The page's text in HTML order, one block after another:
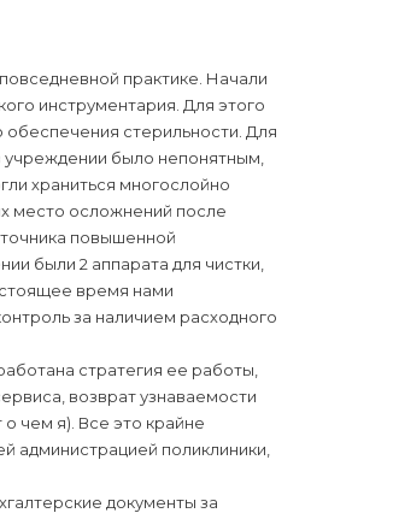
практике. Начали
инструментария. Для этого
обеспечения стерильности. Для
учреждении было непонятным,
храниться многослойно
место осложнений после
повышенной
были 2 аппарата для чистки,
время нами
за наличием расходного
стратегия ее работы,
возврат узнаваемости
чем я). Все это крайне
администрацией поликлиники,
документы за